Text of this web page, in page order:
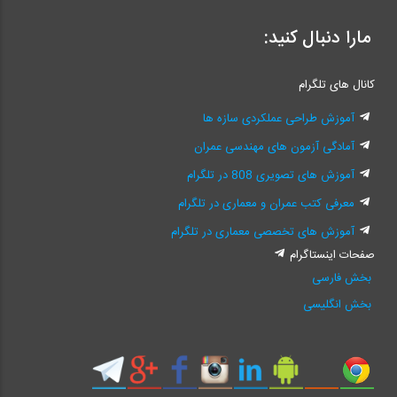
مارا دنبال کنید:
کانال های تلگرام
آموزش طراحی عملکردی سازه ها
آمادگی آزمون های مهندسی عمران
آموزش های تصویری 808 در تلگرام
معرفی کتب عمران و معماری در تلگرام
آموزش های تخصصی معماری در تلگرام
صفحات اینستاگرام
بخش فارسی
بخش انگلیسی